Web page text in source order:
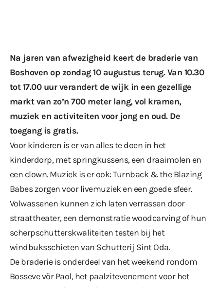
Na jaren van afwezigheid keert de braderie van
Boshoven op zondag 10 augustus terug. Van 10.30
tot 17.00 uur verandert de wijk in een gezellige
markt van zo’n 700 meter lang, vol kramen,
muziek en activiteiten voor jong en oud. De
toegang is gratis.
Voor kinderen is er van alles te doen in het
kinderdorp, met springkussens, een draaimolen en
een clown. Muziek is er ook: Turnback & the Blazing
Babes zorgen voor livemuziek en een goede sfeer.
Volwassenen kunnen zich laten verrassen door
straattheater, een demonstratie woodcarving of hun
scherpschutterskwaliteiten testen bij het
windbuksschieten van Schutterij Sint Oda.
De braderie is onderdeel van het weekend rondom
Bosseve vör Paol, het paalzitevenement voor het